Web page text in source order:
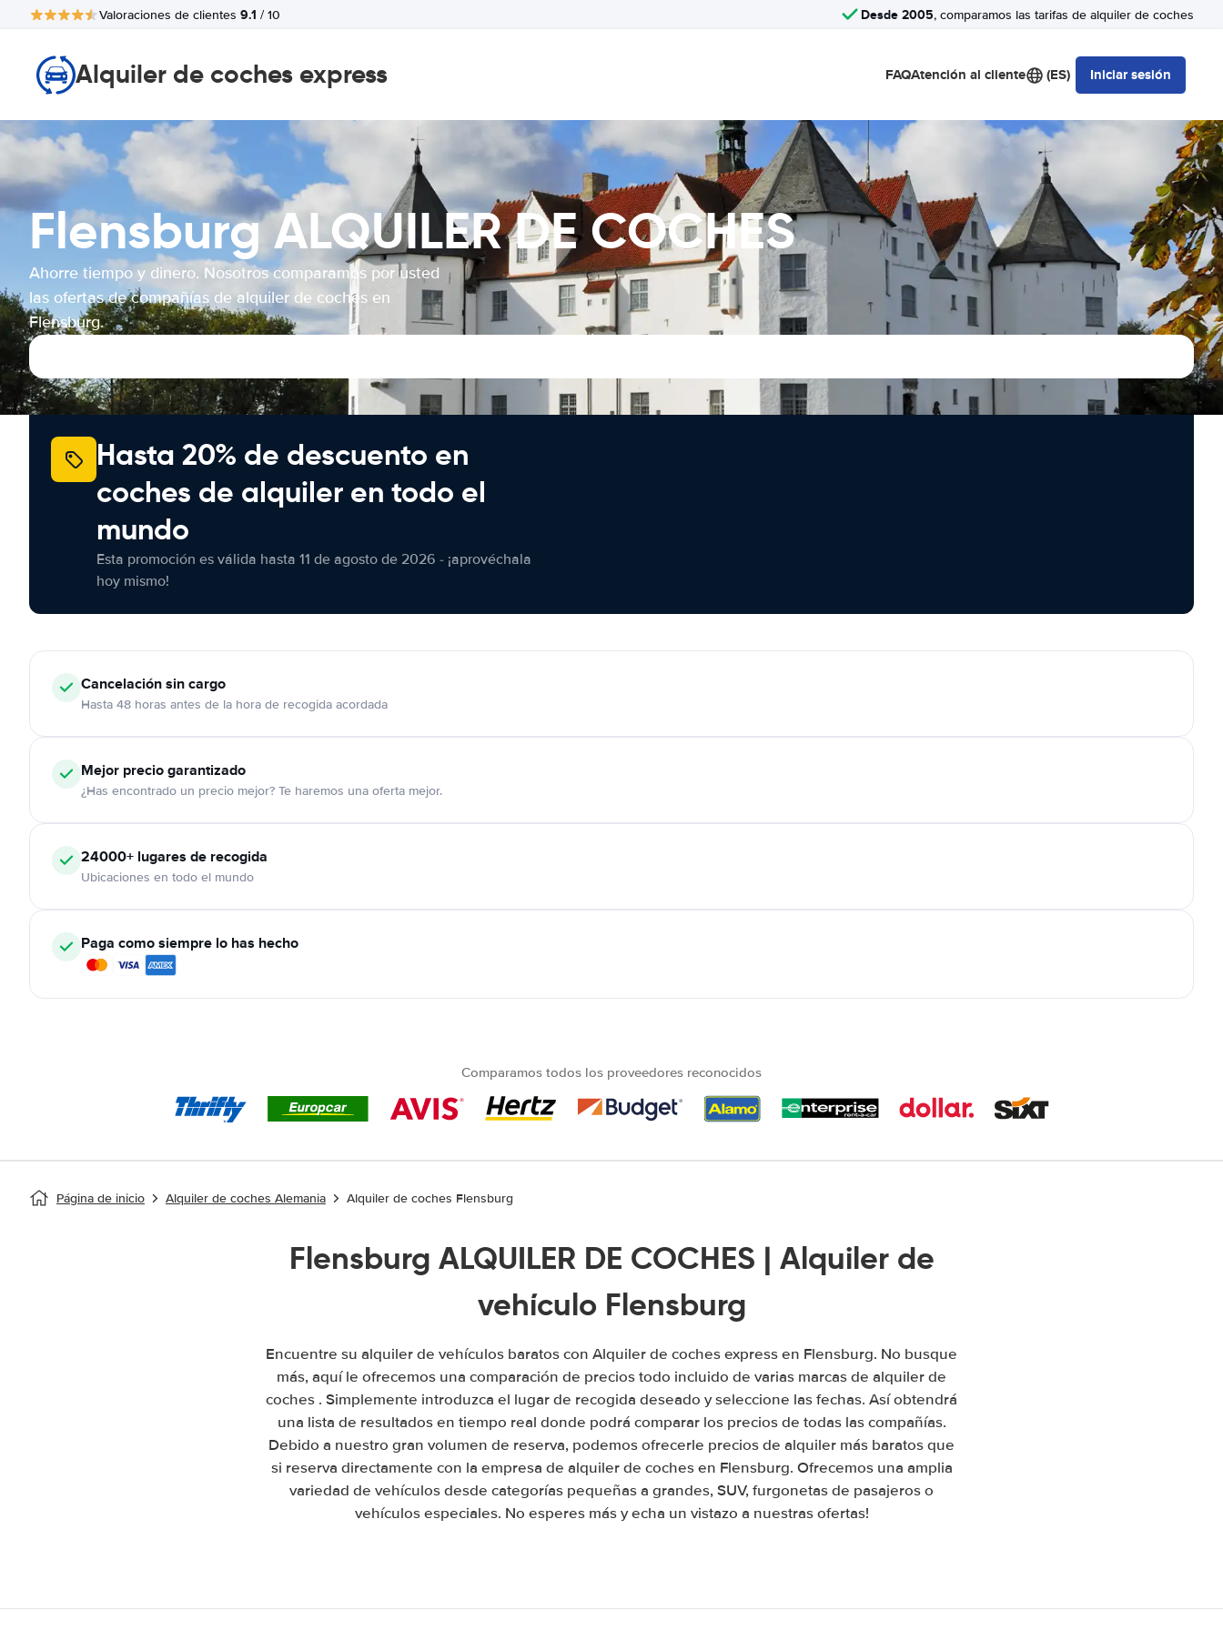
Valoraciones de clientes 9.1 / 10 Desde 2005, comparamos las tarifas de alquiler de coches
Alquiler de coches express FAQAtención al cliente (ES) Iniciar sesión
Flensburg ALQUILER DE COCHES
Ahorre tiempo y dinero. Nosotros comparamos por usted
las ofertas de compañías de alquiler de coches en
Flensburg.
Hasta 20% de descuento en
coches de alquiler en todo el
mundo
Esta promoción es válida hasta 11 de agosto de 2026 - ¡aprovéchala
hoy mismo!
Cancelaciónsin cargo
Hasta 48 horas antes de la hora de recogida acordada
Mejor precio garantizado
¿Has encontrado un precio mejor? Te haremos una oferta mejor.
24000+ lugares de recogida
Ubicaciones en todo el mundo
Paga como siempre lo has hecho
Comparamos todos los proveedores reconocidos
Página de inicio Alquiler de coches Alemania Alquiler de coches Flensburg
Flensburg ALQUILER DE COCHES | Alquiler de
vehículo Flensburg
Encuentre su alquiler de vehículos baratos con Alquiler de coches express en Flensburg. No busque
más, aquí le ofrecemos una comparación de precios todo incluido de varias marcas de alquiler de
coches . Simplemente introduzca el lugar de recogida deseado y seleccione las fechas. Así obtendrá
una lista de resultados en tiempo real donde podrá comparar los precios de todas las compañías.
Debido a nuestro gran volumen de reserva, podemos ofrecerle precios de alquiler más baratos que
si reserva directamente con la empresa de alquiler de coches en Flensburg. Ofrecemos una amplia
variedad de vehículos desde categorías pequeñas a grandes, SUV, furgonetas de pasajeros o
vehículos especiales. No esperes más y echa un vistazo a nuestras ofertas!